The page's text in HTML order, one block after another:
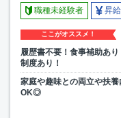
職種未経験者 昇
ここがオススメ！
履歴書不要！食事補助あり
制度あり！
家庭や趣味との両立や扶養
OK◎